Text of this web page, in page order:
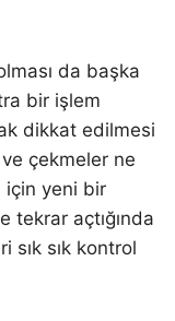
da başka
bir işlem
dikkat edilmesi
çekmeler ne
için yeni bir
tekrar açtığında
sık sık kontrol